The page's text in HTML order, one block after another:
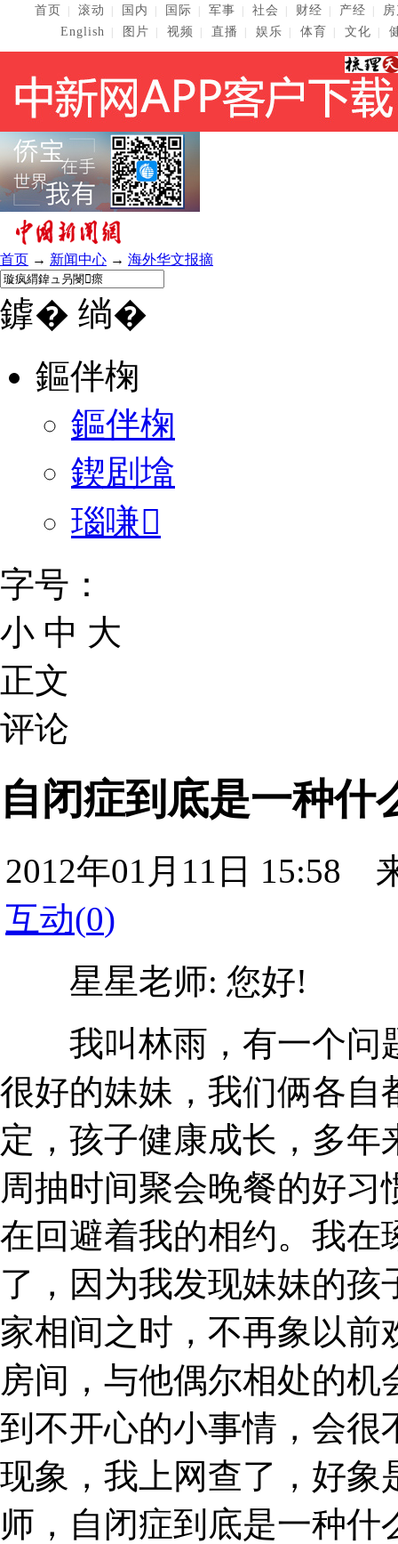
首页 滚动 国内 国际 军事 社会 财经 产经
English
图片 视频 直播 娱乐 体育 文化
首页 → 新闻中心 → 海外华文报摘
鎼� 绱�
鏂伴椈
鏂伴椈
鍥剧墖
瑙嗛
字号：
小 中 大
正文
评论
自闭症到底是一种什
2012年01月11日 15:58
互动(0)
星星老师: 您好!
我叫林雨，有一个问
很好的妹妹，我们俩各自
定，孩子健康成长，多
周抽时间聚会晚餐的好
在回避着我的相约。我在
了，因为我发现妹妹的
家相间之时，不再象以
房间，与他偶尔相处的
到不开心的小事情，会很
现象，我上网查了，好象
师，自闭症到底是一种